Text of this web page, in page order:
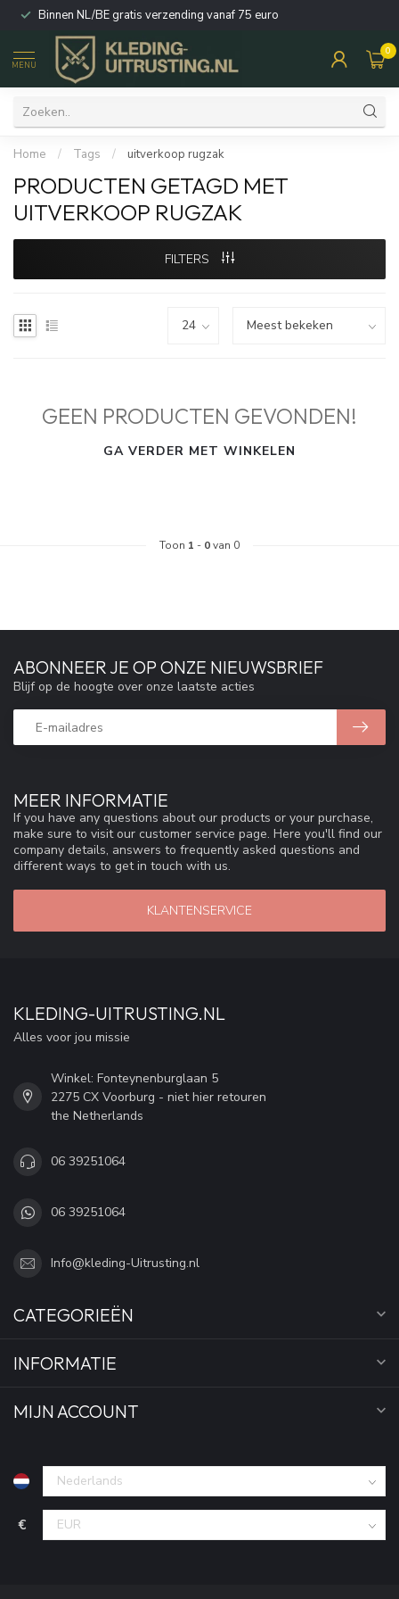
Binnen NL/BE gratis verzending vanaf 75 euro
MENU
0
Home / Tags / uitverkoop rugzak
PRODUCTEN GETAGD MET
UITVERKOOP RUGZAK
FILTERS
GEEN PRODUCTEN GEVONDEN!
GA VERDER MET WINKELEN
Toon 1 - 0van 0
MEER INFORMATIE
If you have any questions about our products or your purchase,
make sure to visit our customer service page. Here you'll find our
company details, answers to frequently asked questions and
different ways to get in touch with us.
KLANTENSERVICE
ABONNEER JE OP ONZE NIEUWSBRIEF
Blijf op de hoogte over onze laatste acties
KLEDING-UITRUSTING.NL
Alles voor jou missie
Winkel: Fonteynenburglaan 5
2275 CX Voorburg - niet hier retouren
the Netherlands
06 39251064
06 39251064
Info@kleding-Uitrusting.nl
CATEGORIEËN
INFORMATIE
MIJN ACCOUNT
€